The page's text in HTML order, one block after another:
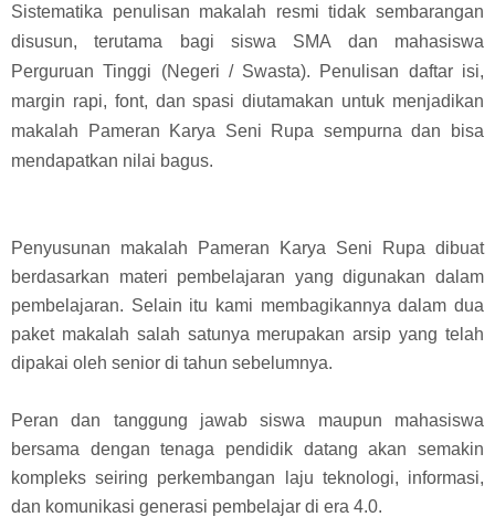
Sistematika penulisan makalah resmi tidak sembarangan
disusun, terutama bagi siswa SMA dan mahasiswa
Perguruan Tinggi (Negeri / Swasta). Penulisan daftar isi,
margin rapi, font, dan spasi diutamakan untuk menjadikan
makalah Pameran Karya Seni Rupa sempurna dan bisa
mendapatkan nilai bagus.
Penyusunan makalah Pameran Karya Seni Rupa dibuat
berdasarkan materi pembelajaran yang digunakan dalam
pembelajaran. Selain itu kami membagikannya dalam dua
paket makalah salah satunya merupakan arsip yang telah
dipakai oleh senior di tahun sebelumnya.
Peran dan tanggung jawab siswa maupun mahasiswa
bersama dengan tenaga pendidik datang akan semakin
kompleks seiring perkembangan laju teknologi, informasi,
dan komunikasi generasi pembelajar di era 4.0.